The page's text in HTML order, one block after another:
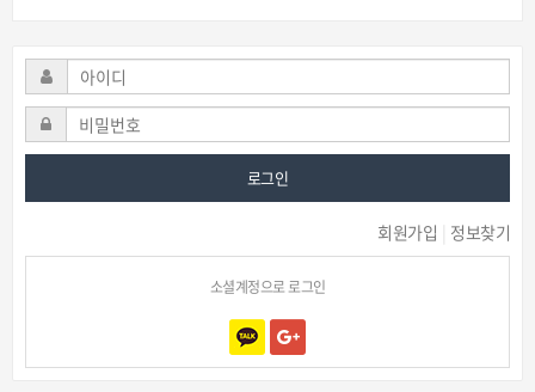
로그인
회원가입 정보찾기
소셜계정으로 로그인